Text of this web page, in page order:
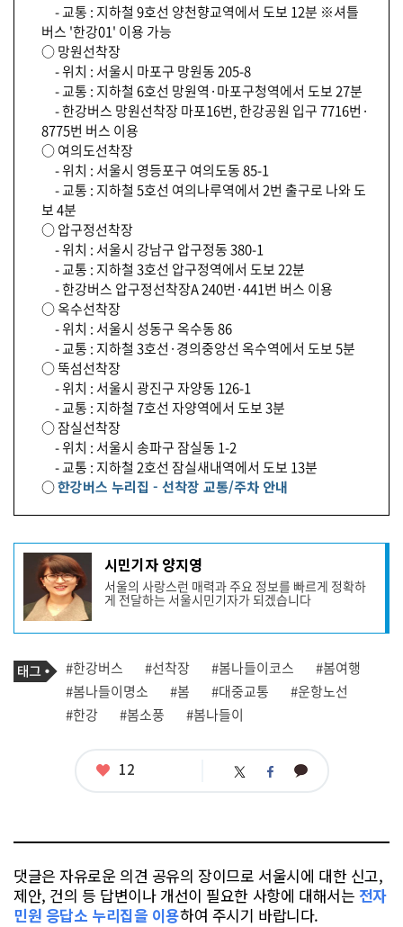
- 교통 : 지하철 9호선 양천향교역에서 도보 12분 ※셔틀
버스 '한강01' 이용 가능
○ 망원선착장
- 위치 : 서울시 마포구 망원동 205-8
- 교통 : 지하철 6호선 망원역·마포구청역에서 도보 27분
- 한강버스 망원선착장 마포16번, 한강공원 입구 7716번·
8775번 버스 이용
○ 여의도선착장
- 위치 : 서울시 영등포구 여의도동 85-1
- 교통 : 지하철 5호선 여의나루역에서 2번 출구로 나와 도
보 4분
○ 압구정선착장
- 위치 : 서울시 강남구 압구정동 380-1
- 교통 : 지하철 3호선 압구정역에서 도보 22분
- 한강버스 압구정선착장A 240번·441번 버스 이용
○ 옥수선착장
- 위치 : 서울시 성동구 옥수동 86
- 교통 : 지하철 3호선·경의중앙선 옥수역에서 도보 5분
○ 뚝섬선착장
- 위치 : 서울시 광진구 자양동 126-1
- 교통 : 지하철 7호선 자양역에서 도보 3분
○ 잠실선착장
- 위치 : 서울시 송파구 잠실동 1-2
- 교통 : 지하철 2호선 잠실새내역에서 도보 13분
○한강버스 누리집 - 선착장 교통/주차 안내
기
성
자
프
필
시민기자 양지영
서울의 사랑스런 매력과 주요 정보를 빠르게 정확하
게 전달하는 서울시민기자가 되겠습니다
기
사
관
련
태
태
그
#한강버스 #선착장 #봄나들이코스
#봄여행
#봄나들이명소
#봄 #대중교통
#운항노선
#한강
#봄소풍 #봄나들이
좋
12 트 페 카
댓글은 자유로운 의견 공유의 장이므로 서울시에 대한 신고,
제안, 건의 등 답변이나 개선이 필요한 사항에 대해서는 전자
민원 응답소 누리집을 이용하여 주시기 바랍니다.